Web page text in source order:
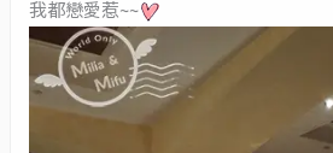
我都戀愛惹~~